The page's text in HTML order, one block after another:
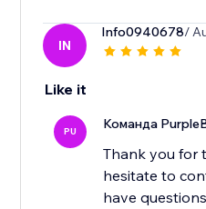
IN
Info0940678/
Like it
PU Команда
Thank you for
hesitate to
have